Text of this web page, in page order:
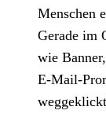
Menschen
Gerade im
wie
E-Mail-